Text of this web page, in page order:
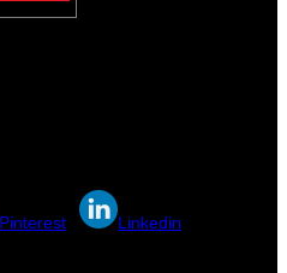
Pinterest Linkedin